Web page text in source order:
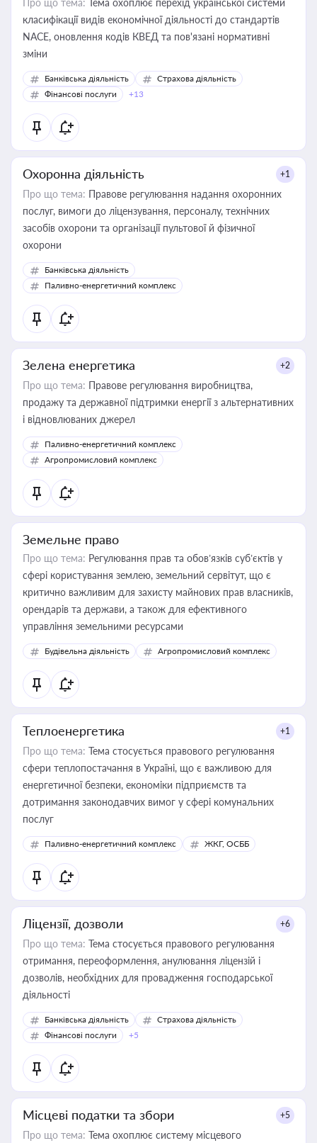
Про що тема: Тема охоплює перехід української системи
класифікації видів економічної діяльності до стандартів
NACE, оновлення кодів КВЕД та пов'язані нормативні
зміни
Банківська діяльність
Страхова діяльність
Фінансові послуги
+13
Охоронна діяльність +1
Про що тема: Правове регулювання надання охоронних
послуг, вимоги до ліцензування, персоналу, технічних
засобів охорони та організації пультової й фізичної
охорони
Банківська діяльність
Паливно-енергетичний комплекс
Зелена енергетика +2
Про що тема: Правове регулювання виробництва,
продажу та державної підтримки енергії з альтернативних
і відновлюваних джерел
Паливно-енергетичний комплекс
Агропромисловий комплекс
Земельне право
Про що тема: Регулювання прав та обов’язків суб’єктів у
сфері користування землею, земельний сервітут, що є
критично важливим для захисту майнових прав власників,
орендарів та держави, а також для ефективного
управління земельними ресурсами
Будівельна діяльність Агропромисловий комплекс
Теплоенергетика +1
Про що тема: Тема стосується правового регулювання
сфери теплопостачання в Україні, що є важливою для
енергетичної безпеки, економіки підприємств та
дотримання законодавчих вимог у сфері комунальних
послуг
Паливно-енергетичний комплекс ЖКГ, ОСББ
Ліцензії, дозволи +6
Про що тема: Тема стосується правового регулювання
отримання, переоформлення, анулювання ліцензій і
дозволів, необхідних для провадження господарської
діяльності
Банківська діяльність
Страхова діяльність
Фінансові послуги
+5
Місцеві податки та збори +5
Про що тема: Тема охоплює систему місцевого